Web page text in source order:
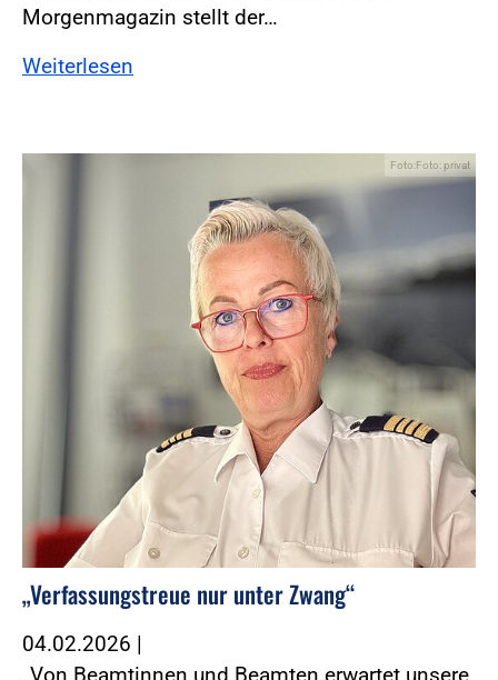
Morgenmagazin stellt der…
Weiterlesen
Foto:Foto: privat
„Verfassungstreue nur unter Zwang“
04.02.2026 |
„Von Beamtinnen und Beamten erwartet unsere